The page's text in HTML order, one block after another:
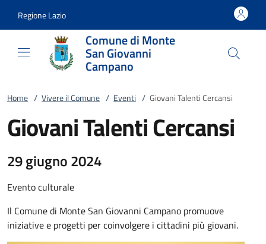
Regione Lazio
Comune di Monte
San Giovanni
Campano
Home / Vivere il Comune / Eventi / Giovani Talenti Cercansi
Giovani Talenti Cercansi
29 giugno 2024
Evento culturale
Il Comune di Monte San Giovanni Campano promuove
iniziative e progetti per coinvolgere i cittadini più giovani.